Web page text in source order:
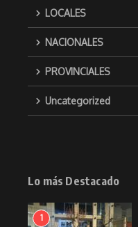
LOCALES
NACIONALES
PROVINCIALES
Uncategorized
Lo más Destacado
1